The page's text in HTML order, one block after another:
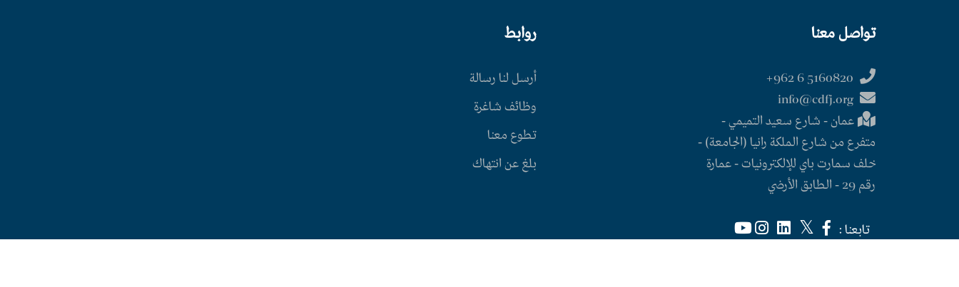
تواصل معنا
عمان - شارع سعيد التميمي -
متفرع من شارع الملكة رانيا (الجامعة) -
خلف سمارت باي للإلكترونيات - عمارة
رقم 29 - الطابق الأرضي
تابعنا :
روابط
أرسل لنا رسالة
وظائف شاغرة
تطوع معنا
بلغ عن انتهاك